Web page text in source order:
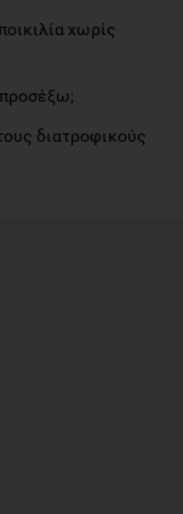
χωρίς
προσέξω;
διατροφικούς